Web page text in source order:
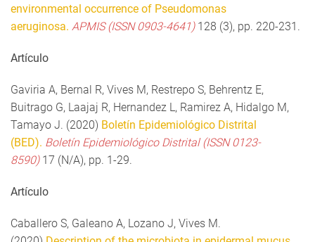
environmental occurrence of Pseudomonas
aeruginosa. APMIS (ISSN 0903-4641)128 (3), pp. 220-231.
Artículo
Gaviria A, Bernal R, Vives M, Restrepo S, Behrentz E,
Buitrago G, Laajaj R, Hernandez L, Ramirez A, Hidalgo M,
Tamayo J. (2020) Boletín Epidemiológico Distrital
(BED). Boletín Epidemiológico Distrital (ISSN 0123-
8590)17 (N/A), pp. 1-29.
Artículo
Caballero S, Galeano A, Lozano J, Vives M.